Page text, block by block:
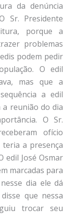
da denúncia
Sr. Presidente
porque a
problemas
podem pedir
O edil
mas que a
a edil
a reunião do dia
O Sr.
ofício
a presença
edil José Osmar
marcadas para
dia ele dá
que nessa
trocar seu